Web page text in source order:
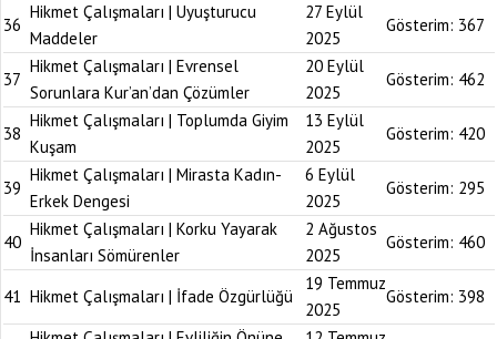
36
Hikmet Çalışmaları | Uyuşturucu
Maddeler
27 Eylül
2025
Gösterim: 367
37
Hikmet Çalışmaları | Evrensel
Sorunlara Kur’an’dan Çözümler
20 Eylül
2025
Gösterim: 462
38
Hikmet Çalışmaları | Toplumda Giyim
Kuşam
13 Eylül
2025
Gösterim: 420
39
Hikmet Çalışmaları | Mirasta Kadın-
Erkek Dengesi
6 Eylül
2025
Gösterim: 295
40
Hikmet Çalışmaları | Korku Yayarak
İnsanları Sömürenler
2 Ağustos
2025
Gösterim: 460
41 Hikmet Çalışmaları | İfade Özgürlüğü
19 Temmuz
2025
Gösterim: 398